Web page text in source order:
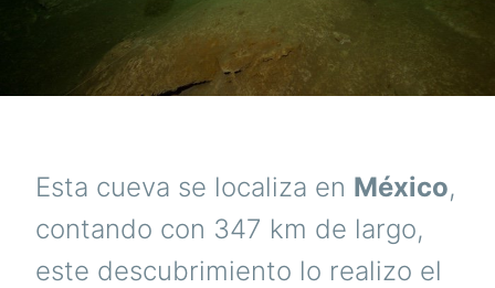
Esta cueva se localiza en México,
contando con 347 km de largo,
este descubrimiento lo realizo el